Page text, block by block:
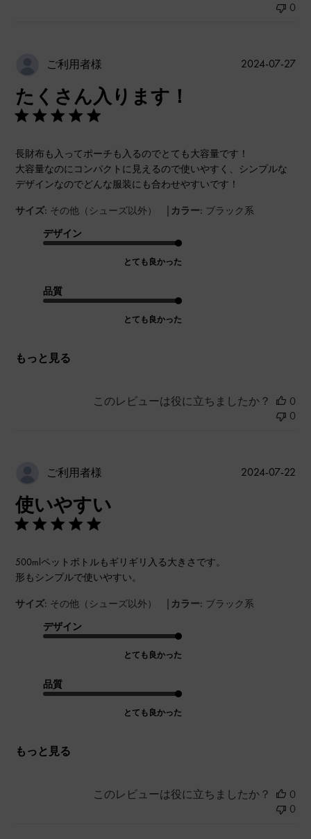
0
ご利用者様
たくさん入ります！
長財布も入ってポーチも入るのでとても大容量です！
大容量なのにコンパクトに見えるので使いやすく、シンプルな
デザインなのでどんな服装にも合わせやすいです！
サイズ: その他（シューズ以外） | カラー: ブラック系
デザイン
とても良かった
品質
とても良かった
もっと見る
公
2024-07-27
このレビューは役に立ちましたか？
0
0
ご利用者様
使いやすい
500mlペットボトルもギリギリ入る大きさです。
形もシンプルで使いやすい。
サイズ: その他（シューズ以外） | カラー: ブラック系
デザイン
とても良かった
品質
とても良かった
もっと見る
公
2024-07-22
このレビューは役に立ちましたか？
0
0